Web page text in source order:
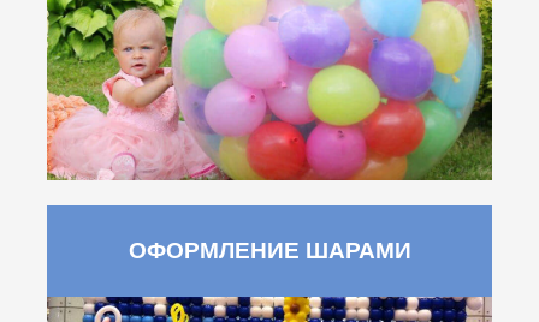
ОФОРМЛЕНИЕ ШАРАМИ